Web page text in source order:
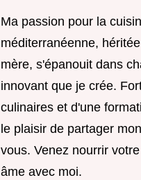
Ma passion pour la
méditerranéenne,
mère, s'épanouit dans
innovant que je crée.
culinaires et d'une
le plaisir de partager
vous. Venez nourrir
âme avec moi.